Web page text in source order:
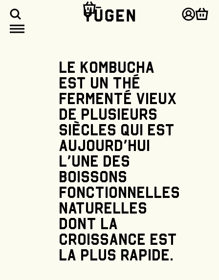
Le kombucha
est un thé
fermenté vieux
de plusieurs
siècles qui
est
aujourd'hui
l'une des
boissons
fonctionnelles
naturelles
dont la
croissance est
la plus rapide.